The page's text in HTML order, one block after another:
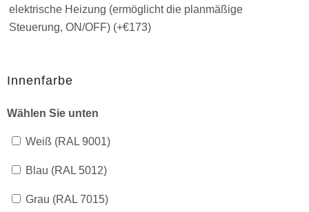
elektrische Heizung (ermöglicht die planmäßige
Steuerung, ON/OFF) (+€173)
Innenfarbe
Wählen Sie unten
Weiß (RAL 9001)
Blau (RAL 5012)
Grau (RAL 7015)